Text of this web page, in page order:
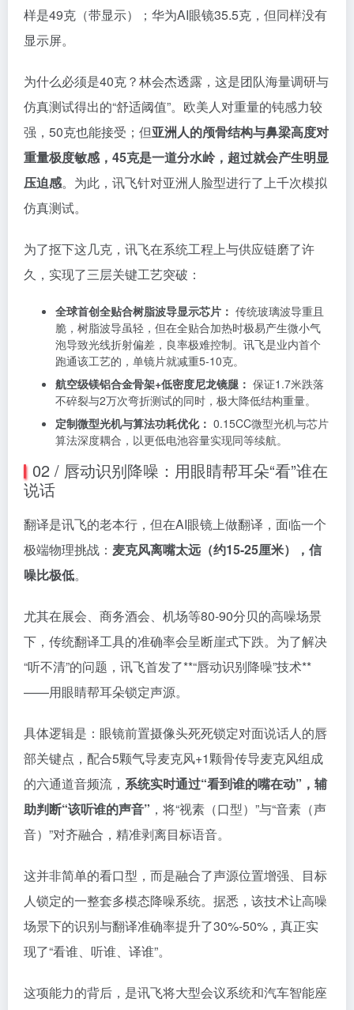
样是49克（带显示）；华为AI眼镜35.5克，但同样没有
显示屏。
为什么必须是40克？林会杰透露，这是团队海量调研与
仿真测试得出的“舒适阈值”。欧美人对重量的钝感力较
强，50克也能接受；但亚洲人的颅骨结构与鼻梁高度对
重量极度敏感，45克是一道分水岭，超过就会产生明显
压迫感。为此，讯飞针对亚洲人脸型进行了上千次模拟
仿真测试。
为了抠下这几克，讯飞在系统工程上与供应链磨了许
久，实现了三层关键工艺突破：
全球首创全贴合树脂波导显示芯片： 传统玻璃波导重且
脆，树脂波导虽轻，但在全贴合加热时极易产生微小气
泡导致光线折射偏差，良率极难控制。讯飞是业内首个
跑通该工艺的，单镜片就减重5-10克。
航空级镁铝合金骨架+低密度尼龙镜腿： 保证1.7米跌落
不碎裂与2万次弯折测试的同时，极大降低结构重量。
定制微型光机与算法功耗优化： 0.15CC微型光机与芯片
算法深度耦合，以更低电池容量实现同等续航。
02 / 唇动识别降噪：用眼睛帮耳朵“看”谁在
说话
翻译是讯飞的老本行，但在AI眼镜上做翻译，面临一个
极端物理挑战： 麦克风离嘴太远（约15-25厘米），信
噪比极低。
尤其在展会、商务酒会、机场等80-90分贝的高噪场景
下，传统翻译工具的准确率会呈断崖式下跌。为了解决
“听不清”的问题，讯飞首发了**“唇动识别降噪”技术**
——用眼睛帮耳朵锁定声源。
具体逻辑是：眼镜前置摄像头死死锁定对面说话人的唇
部关键点，配合5颗气导麦克风+1颗骨传导麦克风组成
的六通道音频流， 系统实时通过“看到谁的嘴在动”，辅
助判断“该听谁的声音” ，将“视素（口型）”与“音素（声
音）”对齐融合，精准剥离目标语音。
这并非简单的看口型，而是融合了声源位置增强、目标
人锁定的一整套多模态降噪系统。据悉，该技术让高噪
场景下的识别与翻译准确率提升了30%-50%，真正实
现了“看谁、听谁、译谁”。
这项能力的背后，是讯飞将大型会议系统和汽车智能座